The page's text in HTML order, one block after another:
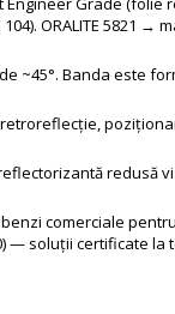
ORALITE 5821 →
~45°. Banda este
redusă
comerciale pentru
— soluții